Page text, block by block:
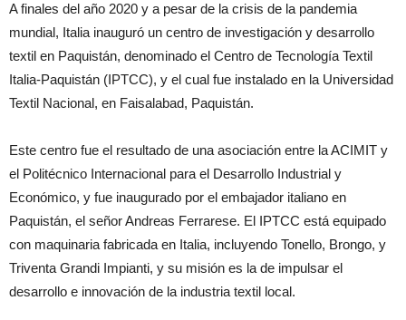
A finales del año 2020 y a pesar de la crisis de la pandemia
mundial, Italia inauguró un centro de investigación y desarrollo
textil en Paquistán, denominado el Centro de Tecnología Textil
Italia-Paquistán (IPTCC), y el cual fue instalado en la Universidad
Textil Nacional, en Faisalabad, Paquistán.
Este centro fue el resultado de una asociación entre la ACIMIT y
el Politécnico Internacional para el Desarrollo Industrial y
Económico, y fue inaugurado por el embajador italiano en
Paquistán, el señor Andreas Ferrarese. El IPTCC está equipado
con maquinaria fabricada en Italia, incluyendo Tonello, Brongo, y
Triventa Grandi Impianti, y su misión es la de impulsar el
desarrollo e innovación de la industria textil local.